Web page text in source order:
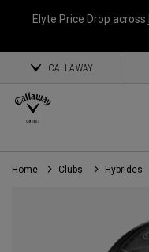
Elyte Price Drop across
CALLAWAY
Home Clubs Hybrides